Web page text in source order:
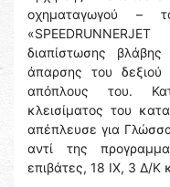
οχηματαγωγού –
διαπίστωσης
άπαρσης του
απόπλους του.
κλεισίματος του
απέπλευσε για
αντί της
επιβάτες, 18 ΙΧ, 3 Δ/Κ